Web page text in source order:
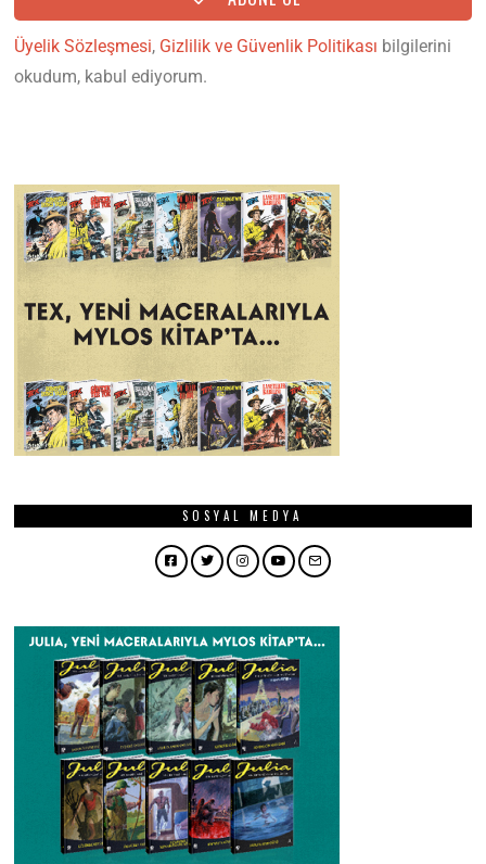
Üyelik Sözleşmesi, Gizlilik ve Güvenlik Politikası bilgilerini
okudum, kabul ediyorum.
SOSYAL MEDYA
Facebook
TwitterInstagram
YouTubeEmail